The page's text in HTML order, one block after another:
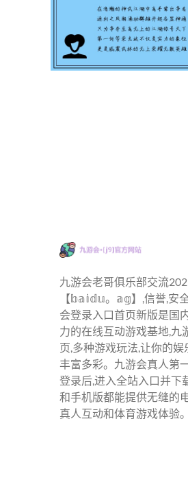
九游会老哥俱乐部交流
【𝕓𝕒𝕚𝕕𝕦。𝕒𝕘】,信誉,安
会登录入口首页新版是国
力的在线互动游戏基地,九
页,多种游戏玩法,让你的娱
丰富多彩。九游会真人第
登录后,进入全站入口并下
和手机版都能提供无缝的
真人互动和体育游戏体验。